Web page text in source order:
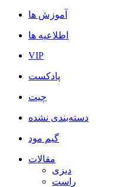
آموزش ها
اطلاعیه ها
VIP
پادکست
چیت
دسته‌بندی نشده
گیم مود
مقالات
دیزی
راست